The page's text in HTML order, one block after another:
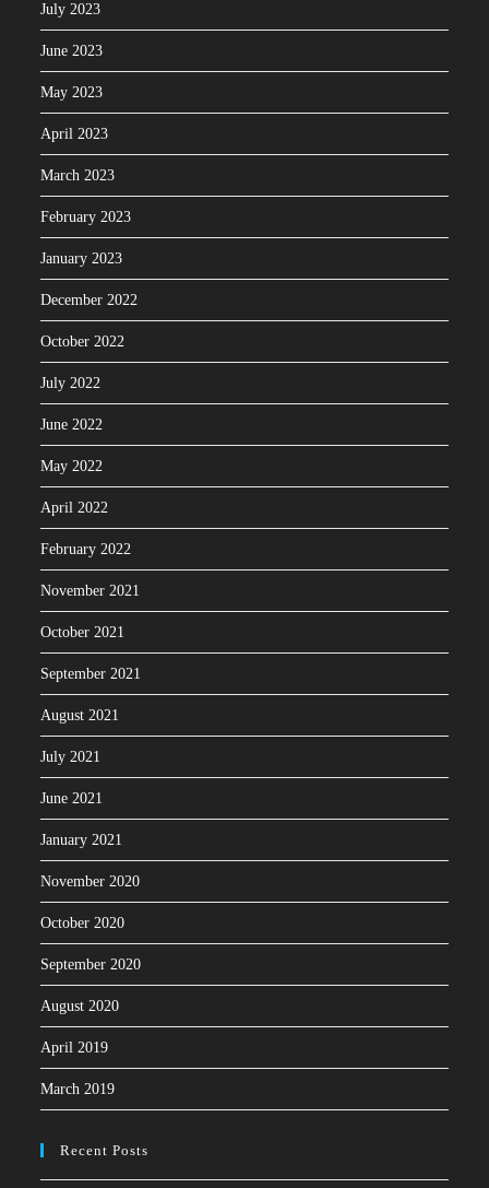
July 2023
June 2023
May 2023
April 2023
March 2023
February 2023
January 2023
December 2022
October 2022
July 2022
June 2022
May 2022
April 2022
February 2022
November 2021
October 2021
September 2021
August 2021
July 2021
June 2021
January 2021
November 2020
October 2020
September 2020
August 2020
April 2019
March 2019
Recent Posts